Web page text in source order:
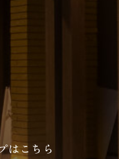
はこちら